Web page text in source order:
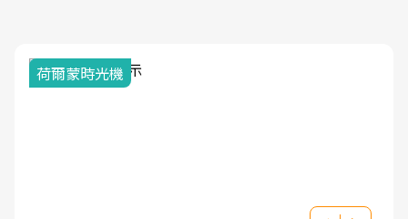
荷爾蒙時光機